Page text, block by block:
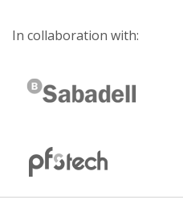
In collaboration with: